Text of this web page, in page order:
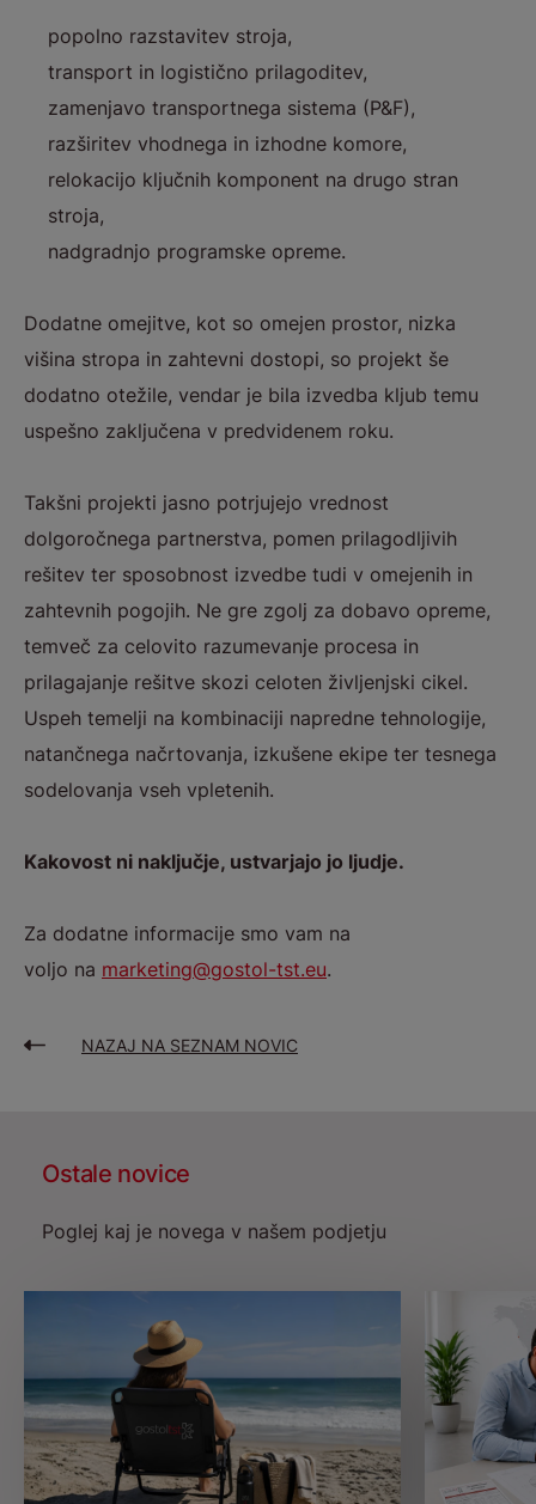
popolno razstavitev stroja,
transport in logistično prilagoditev,
zamenjavo transportnega sistema (P&F),
razširitev vhodnega in izhodne komore,
relokacijo ključnih komponent na drugo stran
stroja,
nadgradnjo programske opreme.
Dodatne omejitve, kot so omejen prostor, nizka
višina stropa in zahtevni dostopi, so projekt še
dodatno otežile, vendar je bila izvedba kljub temu
uspešno zaključena v predvidenem roku.
Takšni projekti jasno potrjujejo vrednost
dolgoročnega partnerstva, pomen prilagodljivih
rešitev ter sposobnost izvedbe tudi v omejenih in
zahtevnih pogojih. Ne gre zgolj za dobavo opreme,
temveč za celovito razumevanje procesa in
prilagajanje rešitve skozi celoten življenjski cikel.
Uspeh temelji na kombinaciji napredne tehnologije,
natančnega načrtovanja, izkušene ekipe ter tesnega
sodelovanja vseh vpletenih.
Kakovost ni naključje, ustvarjajo jo ljudje.
Za dodatne informacije smo vam na
voljo na marketing@gostol-tst.eu.
NAZAJ NA SEZNAM NOVIC
Ostale novice
Poglej kaj je novega v našem podjetju